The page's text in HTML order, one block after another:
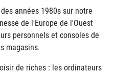
années 1980s sur notre
de l'Europe de l'Ouest
personnels et consoles de
magasins.
de riches : les ordinateurs